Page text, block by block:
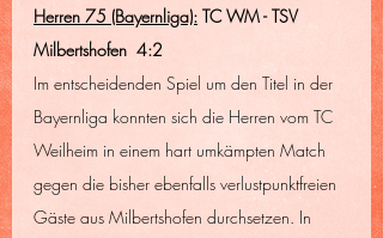
Herren 75 (Bayernliga): TC WM - TSV
Milbertshofen  4:2
Im entscheidenden Spiel um den Titel in der
Bayernliga konnten sich die Herren vom TC
Weilheim in einem hart umkämpten Match
gegen die bisher ebenfalls verlustpunktfreien
Gäste aus Milbertshofen durchsetzen. In